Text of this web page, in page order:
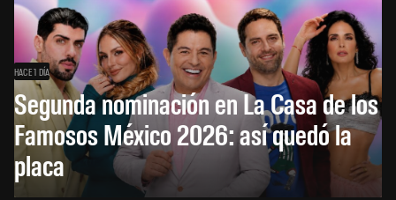
HACE 1 DÍA
Segunda nominación en La Casa de los
Famosos México 2026: así quedó la
placa